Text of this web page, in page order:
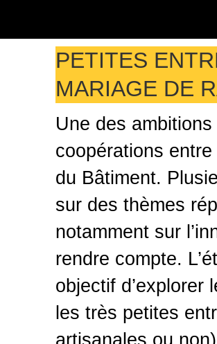
PETITES
MARIAGE DE
Une des
coopérations
du Bâtiment.
sur des thèmes
notamment sur
rendre compte.
objectif d’explorer
les très petites
artisanales ou